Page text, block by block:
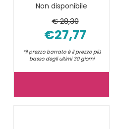
Non disponibile
€ 28,30
€27,77
*il prezzo barrato è il prezzo più
basso degli ultimi 30 giorni